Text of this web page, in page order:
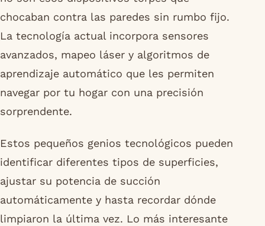
chocaban contra las paredes sin rumbo fijo.
La tecnología actual incorpora sensores
avanzados, mapeo láser y algoritmos de
aprendizaje automático que les permiten
navegar por tu hogar con una precisión
sorprendente.
Estos pequeños genios tecnológicos pueden
identificar diferentes tipos de superficies,
ajustar su potencia de succión
automáticamente y hasta recordar dónde
limpiaron la última vez. Lo más interesante